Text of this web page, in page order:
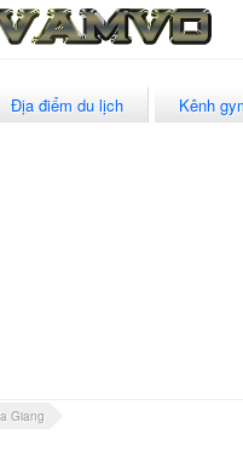
Địa điểm du lịch Kênh
Giang